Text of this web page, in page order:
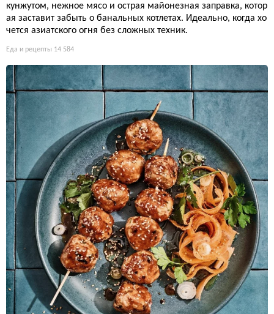
кунжутом, нежное мясо и острая майонезная заправка, котор
ая заставит забыть о банальных котлетах. Идеально, когда хо
чется азиатского огня без сложных техник.
Еда и рецепты 14 584